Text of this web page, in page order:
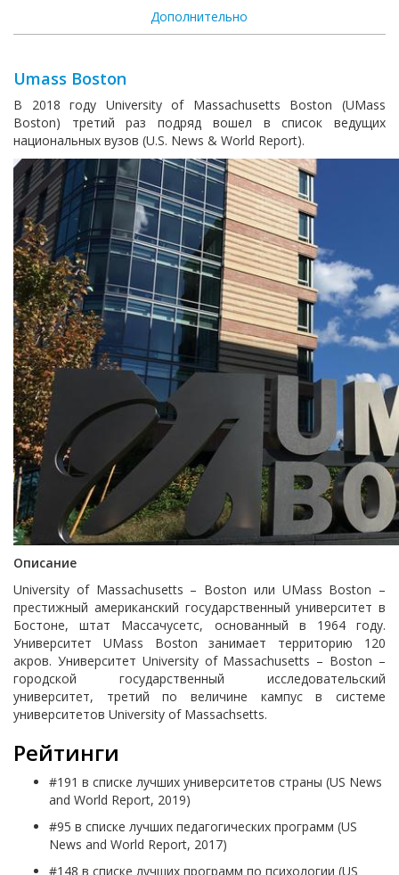
Дополнительно
Umass Boston
В 2018 году University of Massachusetts Boston (UMass
Boston) третий раз подряд вошел в список ведущих
национальных вузов (U.S. News & World Report).
Описание
University of Massachusetts – Boston или UMass Boston –
престижный американский государственный университет в
Бостоне, штат Массачусетс, основанный в 1964 году.
Университет UMass Boston занимает территорию 120
акров. Университет University of Massachusetts – Boston –
городской государственный исследовательский
университет, третий по величине кампус в системе
университетов University of Massachsetts.
Рейтинги
#191 в списке лучших университетов страны (US News
and World Report, 2019)
#95 в списке лучших педагогических программ (US
News and World Report, 2017)
#148 в списке лучших программ по психологии (US